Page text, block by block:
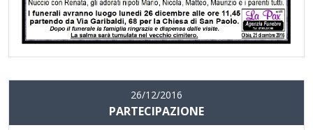
26/12/2016
PARTECIPAZIONE